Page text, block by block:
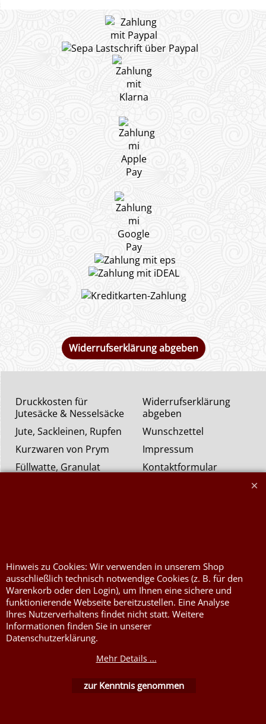
Widerrufserklärung abgeben
Widerrufserklärung
abgeben
Wunschzettel
Impressum
Kontaktformular
Druckkosten für
Jutesäcke & Nesselsäcke
Jute, Sackleinen, Rupfen
Kurzwaren von Prym
Füllwatte, Granulat
Nessel Baumwolle natur
Hinweis zu Cookies: Wir verwenden in unserem Shop
ausschließlich technisch notwendige Cookies (z. B. für den
Warenkorb oder den Login), um Ihnen eine sichere und
funktionierende Webseite bereitzustellen. Eine Analyse
Ihres Nutzerverhaltens findet nicht statt. Weitere
Informationen finden Sie in unserer
Datenschutzerklärung.
Mehr Details ...
zur Kenntnis genommen